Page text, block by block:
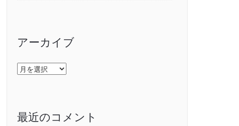
アーカイブ
ア
ー
最近のコメント